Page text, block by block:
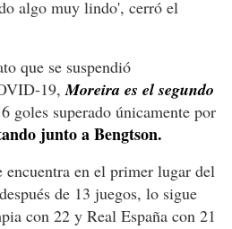
algo muy lindo', cerró el
que se suspendió
19,Moreira es el segundo
goles superado únicamente por
junto a Bengtson.
encuentra en el primer lugar del
de 13 juegos, lo sigue
con 22 y Real España con 21